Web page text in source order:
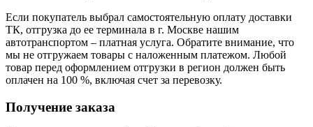
Если покупатель выбрал самостоятельную оплату доставки
ТК, отгрузка до ее терминала в г. Москве нашим
автотранспортом – платная услуга. Обратите внимание, что
мы не отгружаем товары с наложенным платежом. Любой
товар перед оформлением отгрузки в регион должен быть
оплачен на 100 %, включая счет за перевозку.
Получение заказа